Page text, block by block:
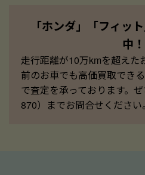
「ホンダ」「フィ
中！
走行距離が10万kmを超えた
前のお車でも高価買取でき
で査定を承っております。
870）までお問合せください。